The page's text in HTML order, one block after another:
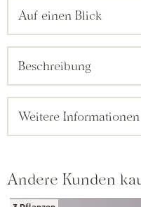
Auf einen Blick
Beschreibung
Weitere Informationen
Andere Kunden